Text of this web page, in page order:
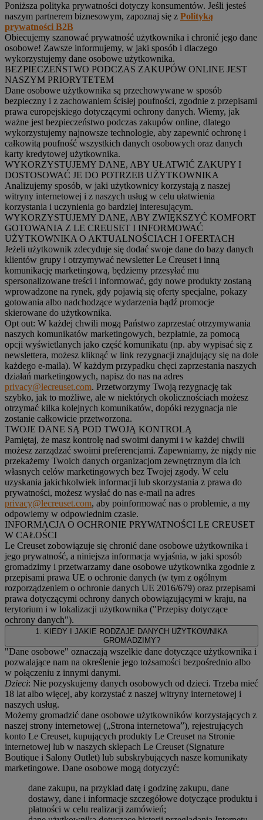
Poniższa polityka prywatności dotyczy konsumentów. Jeśli jesteś
naszym partnerem biznesowym, zapoznaj się z Polityką
prywatności B2B
Obiecujemy szanować prywatność użytkownika i chronić jego dane
osobowe! Zawsze informujemy, w jaki sposób i dlaczego
wykorzystujemy dane osobowe użytkownika.
BEZPIECZEŃSTWO PODCZAS ZAKUPÓW ONLINE JEST
NASZYM PRIORYTETEM
Dane osobowe użytkownika są przechowywane w sposób
bezpieczny i z zachowaniem ścisłej poufności, zgodnie z przepisami
prawa europejskiego dotyczącymi ochrony danych. Wiemy, jak
ważne jest bezpieczeństwo podczas zakupów online, dlatego
wykorzystujemy najnowsze technologie, aby zapewnić ochronę i
całkowitą poufność wszystkich danych osobowych oraz danych
karty kredytowej użytkownika.
WYKORZYSTUJEMY DANE, ABY UŁATWIĆ ZAKUPY I
DOSTOSOWAĆ JE DO POTRZEB UŻYTKOWNIKA
Analizujemy sposób, w jaki użytkownicy korzystają z naszej
witryny internetowej i z naszych usług w celu ułatwienia
korzystania i uczynienia go bardziej interesującym.
WYKORZYSTUJEMY DANE, ABY ZWIĘKSZYĆ KOMFORT
GOTOWANIA Z LE CREUSET I INFORMOWAĆ
UŻYTKOWNIKA O AKTUALNOŚCIACH I OFERTACH
Jeżeli użytkownik zdecyduje się dodać swoje dane do bazy danych
klientów grupy i otrzymywać newsletter Le Creuset i inną
komunikację marketingową, będziemy przesyłać mu
spersonalizowane treści i informować, gdy nowe produkty zostaną
wprowadzone na rynek, gdy pojawią się oferty specjalne, pokazy
gotowania albo nadchodzące wydarzenia bądź promocje
skierowane do użytkownika.
Opt out: W każdej chwili mogą Państwo zaprzestać otrzymywania
naszych komunikatów marketingowych, bezpłatnie, za pomocą
opcji wyświetlanych jako część komunikatu (np. aby wypisać się z
newslettera, możesz kliknąć w link rezygnacji znajdujący się na dole
każdego e-maila). W każdym przypadku chęci zaprzestania naszych
działań marketingowych, napisz do nas na adres
privacy@lecreuset.com. Przetworzymy Twoją rezygnację tak
szybko, jak to możliwe, ale w niektórych okolicznościach możesz
otrzymać kilka kolejnych komunikatów, dopóki rezygnacja nie
zostanie całkowicie przetworzona.
TWOJE DANE SĄ POD TWOJĄ KONTROLĄ
Pamiętaj, że masz kontrolę nad swoimi danymi i w każdej chwili
możesz zarządzać swoimi preferencjami. Zapewniamy, że nigdy nie
przekażemy Twoich danych organizacjom zewnętrznym dla ich
własnych celów marketingowych bez Twojej zgody. W celu
uzyskania jakichkolwiek informacji lub skorzystania z prawa do
prywatności, możesz wysłać do nas e-mail na adres
privacy@lecreuset.com, aby poinformować nas o problemie, a my
odpowiemy w odpowiednim czasie.
INFORMACJA O OCHRONIE PRYWATNOŚCI LE CREUSET
W CAŁOŚCI
Le Creuset zobowiązuje się chronić dane osobowe użytkownika i
jego prywatność, a niniejsza informacja wyjaśnia, w jaki sposób
gromadzimy i przetwarzamy dane osobowe użytkownika zgodnie z
przepisami prawa UE o ochronie danych (w tym z ogólnym
rozporządzeniem o ochronie danych UE 2016/679) oraz przepisami
prawa dotyczącymi ochrony danych obowiązującymi w kraju, na
terytorium i w lokalizacji użytkownika ("Przepisy dotyczące
ochrony danych").
1. KIEDY I JAKIE RODZAJE DANYCH UŻYTKOWNIKA
GROMADZIMY?
"Dane osobowe" oznaczają wszelkie dane dotyczące użytkownika i
pozwalające nam na określenie jego tożsamości bezpośrednio albo
w połączeniu z innymi danymi.
Dzieci: Nie pozyskujemy danych osobowych od dzieci. Trzeba mieć
18 lat albo więcej, aby korzystać z naszej witryny internetowej i
naszych usług.
Możemy gromadzić dane osobowe użytkowników korzystających z
naszej strony internetowej („Strona internetowa”), rejestrujących
konto Le Creuset, kupujących produkty Le Creuset na Stronie
internetowej lub w naszych sklepach Le Creuset (Signature
Boutique i Salony Outlet) lub subskrybujących nasze komunikaty
marketingowe. Dane osobowe mogą dotyczyć:
dane zakupu, na przykład datę i godzinę zakupu, dane
dostawy, dane i informacje szczegółowe dotyczące produktu i
płatności w celu realizacji zamówień;